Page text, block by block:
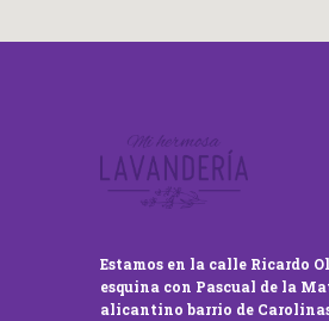
Estamos en la calle Ricardo
esquina con Pascual de la
alicantino barrio de